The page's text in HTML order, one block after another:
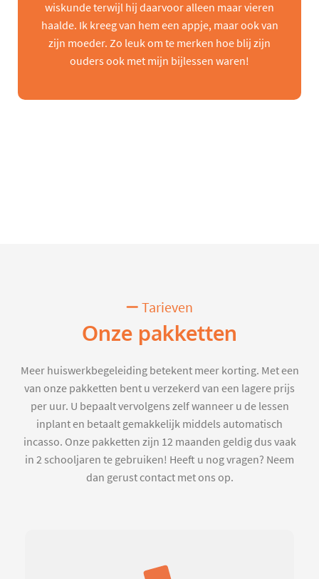
wiskunde terwijl hij daarvoor alleen maar vieren
haalde. Ik kreeg van hem een appje, maar ook van
zijn moeder. Zo leuk om te merken hoe blij zijn
ouders ook met mijn bijlessen waren!
Tarieven
Onze pakketten
Meer huiswerkbegeleiding betekent meer korting. Met een
van onze pakketten bent u verzekerd van een lagere prijs
per uur. U bepaalt vervolgens zelf wanneer u de lessen
inplant en betaalt gemakkelijk middels automatisch
incasso. Onze pakketten zijn 12 maanden geldig dus vaak
in 2 schooljaren te gebruiken! Heeft u nog vragen? Neem
dan gerust contact met ons op.